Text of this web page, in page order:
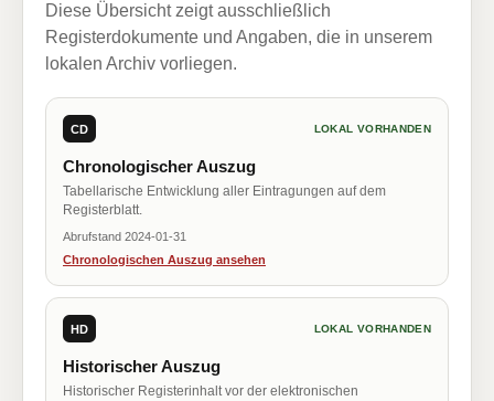
Diese Übersicht zeigt ausschließlich
Registerdokumente und Angaben, die in unserem
lokalen Archiv vorliegen.
CD LOKAL VORHANDEN
Chronologischer Auszug
Tabellarische Entwicklung aller Eintragungen auf dem
Registerblatt.
Abrufstand 2024-01-31
Chronologischen Auszug ansehen
HD LOKAL VORHANDEN
Historischer Auszug
Historischer Registerinhalt vor der elektronischen